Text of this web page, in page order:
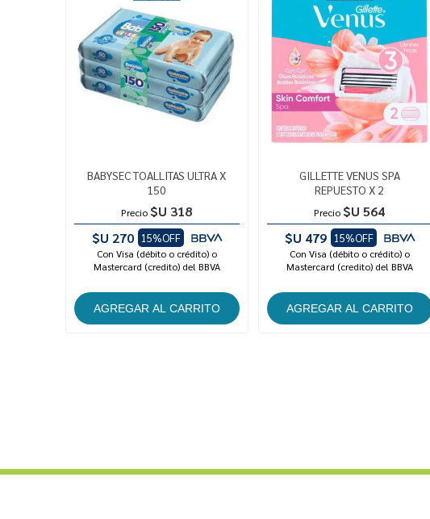
BABYSEC TOALLITAS ULTRA X
150
Precio $U 318
$U 270 15%OFF
Con Visa (débito o crédito) o
Mastercard (credito) del BBVA
GILLETTE VENUS SPA
REPUESTO X 2
Precio $U 564
$U 479 15%OFF
Con Visa (débito o crédito) o
Mastercard (credito) del BBVA